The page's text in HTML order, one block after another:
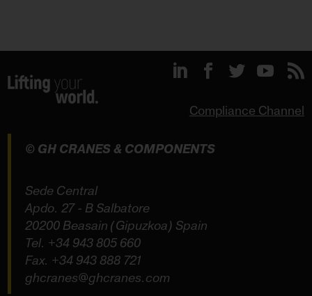
Compliance Channel
© GH CRANES & COMPONENTS
Sede Central
Apdo. 27 - B Salbatore
20200 Beasain (Gipuzkoa) Spain
Tel. +34 943 805 660
Fax. +34 943 888 721
ghcranes@ghcranes.com